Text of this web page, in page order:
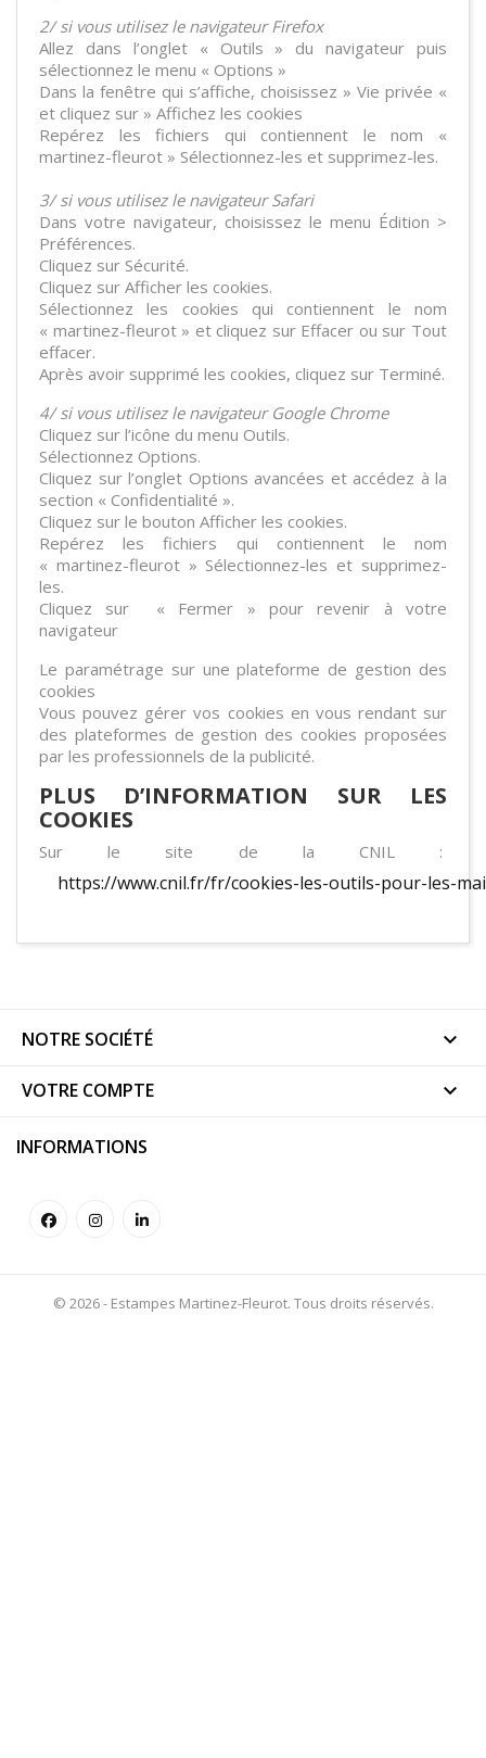
2/ si vous utilisez le navigateur Firefox
Allez dans l’onglet « Outils » du navigateur puis
sélectionnez le menu « Options »
Dans la fenêtre qui s’affiche, choisissez » Vie privée «
et cliquez sur » Affichez les cookies
Repérez les fichiers qui contiennent le nom «
martinez-fleurot » Sélectionnez-les et supprimez-les.
3/ si vous utilisez le navigateur Safari
Dans votre navigateur, choisissez le menu Édition >
Préférences.
Cliquez sur Sécurité.
Cliquez sur Afficher les cookies.
Sélectionnez les cookies qui contiennent le nom
« martinez-fleurot » et cliquez sur Effacer ou sur Tout
effacer.
Après avoir supprimé les cookies, cliquez sur Terminé.
4/ si vous utilisez le navigateur Google Chrome
Cliquez sur l’icône du menu Outils.
Sélectionnez Options.
Cliquez sur l’onglet Options avancées et accédez à la
section « Confidentialité ».
Cliquez sur le bouton Afficher les cookies.
Repérez les fichiers qui contiennent le nom
« martinez-fleurot » Sélectionnez-les et supprimez-
les.
Cliquez sur « Fermer » pour revenir à votre
navigateur
Le paramétrage sur une plateforme de gestion des
cookies
Vous pouvez gérer vos cookies en vous rendant sur
des plateformes de gestion des cookies proposées
par les professionnels de la publicité.
PLUS D’INFORMATION SUR LES
COOKIES
Sur le site de la CNIL :
https://www.cnil.fr/fr/cookies-les-outils-pour-les-
NOTRE SOCIÉTÉ 
VOTRE COMPTE 
INFORMATIONS
© 2026 - Estampes Martinez-Fleurot. Tous droits réservés.